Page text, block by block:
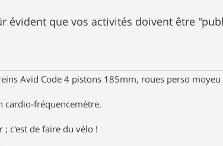
évident que vos activités doivent être
Avid Code 4 pistons 185mm, roues perso
cardio-fréquencemètre.
; c'est de faire du vélo !